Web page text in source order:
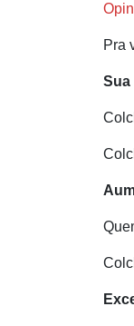
Pra
Sua